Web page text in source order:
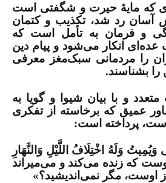
که مایۀ حیرت و شگفتی است
آسان رد شد، تکذیب و کتمان
و فرمان به تأمل است که
انکار می‌شود و پیام دین
را مردمانی سبک‌مغز معرفی
را بشناسند.
متعدد و با بیان شیوا و گویا به
عمیق که برخاسته از تفکری
است، پرداخته است:
وَلَهُ اخْتِلَافُ اللَّیْلِ وَالنَّهَارِ
که زنده مى‌کند و مى‌میراند
اوست، مگر نمى‌اندیشید؟»